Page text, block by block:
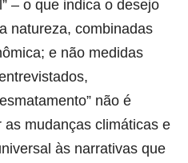
– o que indica o desejo
natureza, combinadas
e não medidas
não é
mudanças climáticas e
às narrativas que